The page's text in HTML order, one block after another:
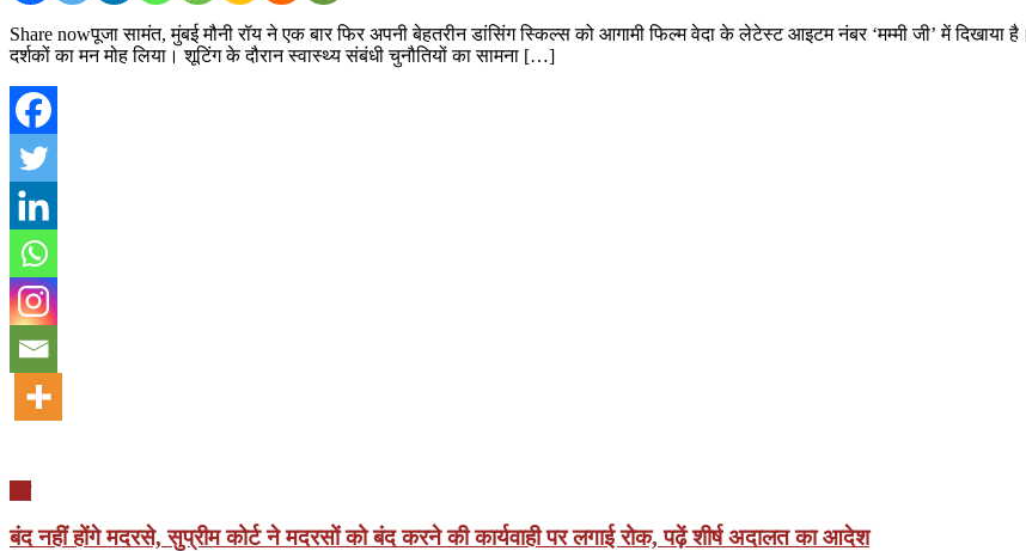
Share nowपूजा सामंत, मुंबई मौनी रॉय ने एक बार फिर अपनी बेहतरीन डांसिंग स्किल्स को आगामी फिल्म वेदा के लेटेस्ट आइटम नंबर ‘मम्मी जी’ में
दर्शकों का मन मोह लिया। शूटिंग के दौरान स्वास्थ्य संबंधी चुनौतियों का सामना […]
बंद नहीं होंगे मदरसे, सुप्रीम कोर्ट ने मदरसों को बंद करने की कार्यवाही पर लगाई रोक, पढ़ें शीर्ष अदालत का आदेश